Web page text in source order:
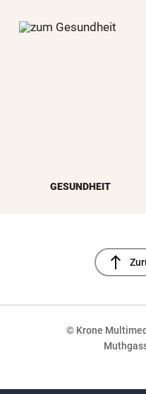
GESUNDHEIT
north
© Krone